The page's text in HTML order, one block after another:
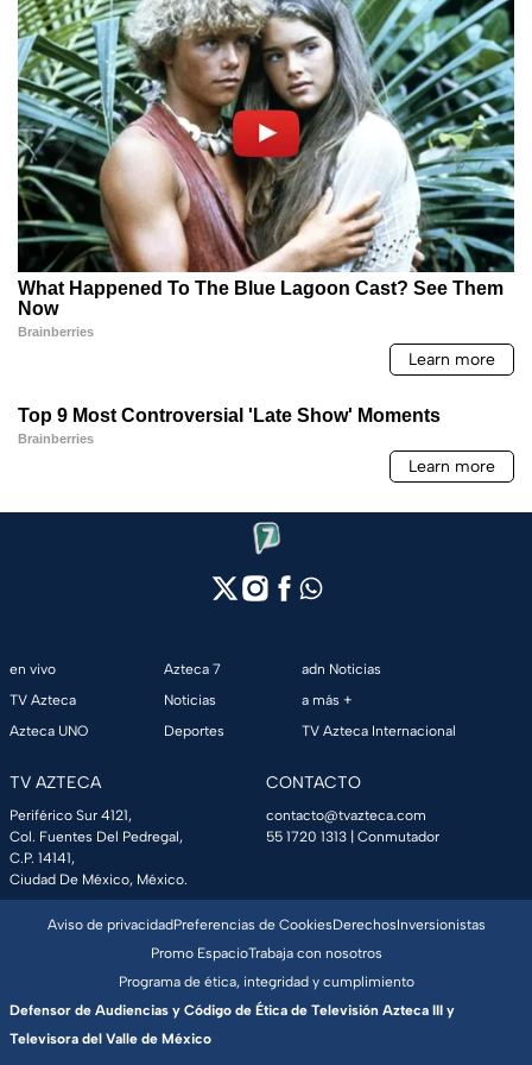
en vivo
TV Azteca
Azteca UNO
Azteca 7
Noticias
Deportes
adn Noticias
a más +
TV Azteca Internacional
TV AZTECA
Periférico Sur 4121,
Col. Fuentes Del Pedregal,
C.P. 14141,
Ciudad De México, México.
CONTACTO
contacto@tvazteca.com
55 1720 1313 | Conmutador
Aviso de privacidadPreferencias de CookiesDerechosInversionistas
Promo EspacioTrabaja con nosotros
Programa de ética, integridad y cumplimiento
Defensor de Audiencias y Código de Ética de Televisión Azteca III y
Televisora del Valle de México